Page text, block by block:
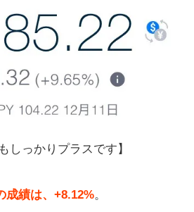
しっかりプラスです】
成績は、+8.12%。